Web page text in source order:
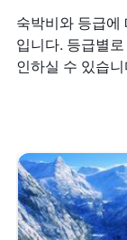
숙박비와 등급에
입니다. 등급별
인하실 수 있습